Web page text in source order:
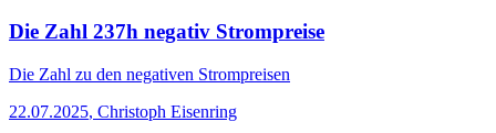
Die Zahl 237h negativ Strompreise
Die Zahl zu den negativen Strompreisen
22.07.2025, Christoph Eisenring